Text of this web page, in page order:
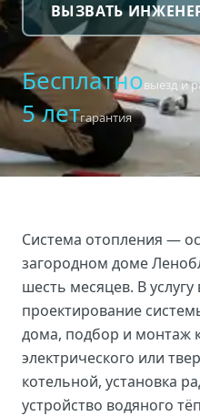
ВЫЗВАТЬ
Бесплатновыезд и
5 летгарантия
Система отопления —
загородном доме
шесть месяцев. В услугу
проектирование
дома, подбор и монтаж
электрического или
котельной, установка
устройство водяного